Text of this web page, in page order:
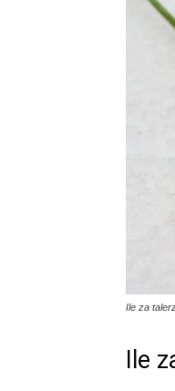
Ile za
Ile